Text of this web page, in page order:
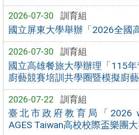
2026-07-30 訓育組
國立屏東大學舉辦「2026全國
2026-07-30 訓育組
國立高雄餐旅大學辦理「115
廚藝競賽培訓共學圈暨模擬廚藝
2026-07-22 訓育組
臺北市政府教育局「2026
AGES Taiwan高校校際盃樂團